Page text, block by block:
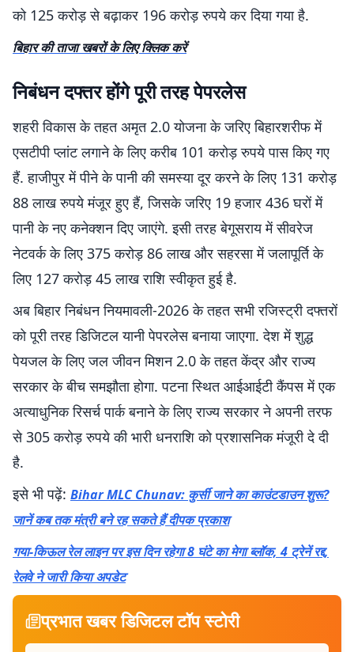
को 125 करोड़ से बढ़ाकर 196 करोड़ रुपये कर दिया गया है.
बिहार की ताजा खबरों के लिए क्लिक करें
निबंधन दफ्तर होंगे पूरी तरह पेपरलेस
शहरी विकास के तहत अमृत 2.0 योजना के जरिए बिहारशरीफ में
एसटीपी प्लांट लगाने के लिए करीब 101 करोड़ रुपये पास किए गए
हैं. हाजीपुर में पीने के पानी की समस्या दूर करने के लिए 131 करोड़
88 लाख रुपये मंजूर हुए हैं, जिसके जरिए 19 हजार 436 घरों में
पानी के नए कनेक्शन दिए जाएंगे. इसी तरह बेगूसराय में सीवरेज
नेटवर्क के लिए 375 करोड़ 86 लाख और सहरसा में जलापूर्ति के
लिए 127 करोड़ 45 लाख राशि स्वीकृत हुई है.
अब बिहार निबंधन नियमावली-2026 के तहत सभी रजिस्ट्री दफ्तरों
को पूरी तरह डिजिटल यानी पेपरलेस बनाया जाएगा. देश में शुद्ध
पेयजल के लिए जल जीवन मिशन 2.0 के तहत केंद्र और राज्य
सरकार के बीच समझौता होगा. पटना स्थित आईआईटी कैंपस में एक
अत्याधुनिक रिसर्च पार्क बनाने के लिए राज्य सरकार ने अपनी तरफ
से 305 करोड़ रुपये की भारी धनराशि को प्रशासनिक मंजूरी दे दी
है.
इसे भी पढ़ें: Bihar MLC Chunav: कुर्सी जाने का काउंटडाउन शुरू?
जानें कब तक मंत्री बने रह सकते हैं दीपक प्रकाश
गया-किऊल रेल लाइन पर इस दिन रहेगा 8 घंटे का मेगा ब्लॉक, 4 ट्रेनें रद्द,
रेलवे ने जारी किया अपडेट
प्रभात खबर डिजिटल टॉप स्टोरी